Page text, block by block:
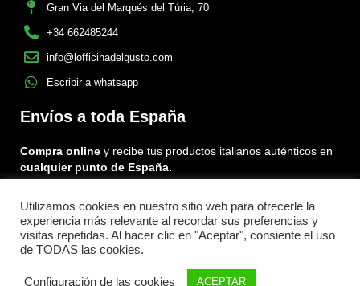
Gran Via del Marqués del Túria, 70
+34 662485244
info@lofficinadelgusto.com
Escribir a whatsapp
Envíos a toda España
Compra online y recibe tus productos italianos auténticos en
cualquier punto de España.
Encuéntranos en:
FacebookInstagram
Tiktok
Utilizamos cookies en nuestro sitio web para ofrecerle la
experiencia más relevante al recordar sus preferencias y
visitas repetidas. Al hacer clic en "Aceptar", consiente el uso
de TODAS las cookies.
Configuración de las cookies ACEPTAR